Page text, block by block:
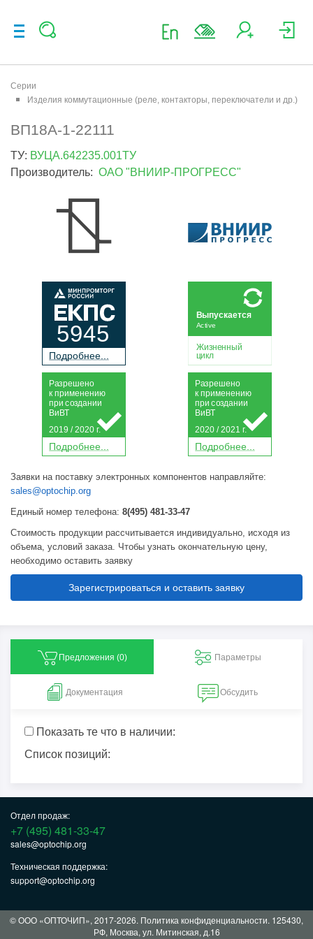
Серии
Изделия коммутационные (реле, контакторы, переключатели и др.)
ВП18А-1-22111
ТУ: ВУЦА.642235.001ТУ
Производитель: ОАО "ВНИИР-ПРОГРЕСС"
Подробнее...
5945
Жизненный
цикл
Active
Выпускается
Подробнее...
Разрешено
к применению
присоздании
Ви ВТ
2019 / 2020 г.
Подробнее...
Разрешено
к применению
присоздании
Ви ВТ
2020 / 2021 г.
Заявки на поставку электронных компонентов направляйте:
sales@optochip.org
Единый номер телефона: 8(495) 481-33-47
Стоимость продукции рассчитывается индивидуально, исходя из
объема, условий заказа. Чтобы узнать окончательную цену,
необходимо оставить заявку
Зарегистрироваться и оставить заявку
Предложения (0) Параметры
Документация Обсудить
Показать те что в наличии:
Список позиций:
Отдел продаж:
+7 (495) 481-33-47
sales@optochip.org
Техническая поддержка:
support@optochip.org
© ООО «ОПТОЧИП», 2017-2026. Политика конфиденциальности. 125430,
РФ, Москва, ул. Митинская, д.16